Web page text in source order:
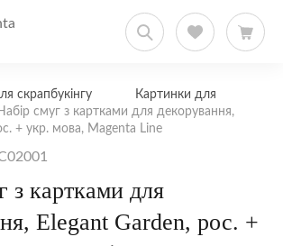
скрапбукінгу
Картинки для
смуг з картками для декорування,
+ укр. мова, Magenta Line
з картками для
Elegant Garden, рос. +